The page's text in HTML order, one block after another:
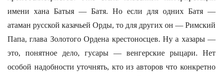
имени хана Батыя — Батя. Но если для одних Батя —
атаман русской казачьей Орды, то для других он — Римский
Папа, глава Золотого Ордена крестоносцев. Ну а хазары —
это, понятное дело, гусары — венгерские рыцари. Нет
особой надобности уточнять, кто из авторов что конкретно